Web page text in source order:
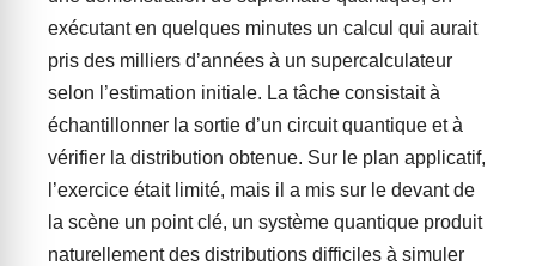
exécutant en quelques minutes un calcul qui aurait
pris des milliers d’années à un supercalculateur
selon l’estimation initiale. La tâche consistait à
échantillonner la sortie d’un circuit quantique et à
vérifier la distribution obtenue. Sur le plan applicatif,
l’exercice était limité, mais il a mis sur le devant de
la scène un point clé, un système quantique produit
naturellement des distributions difficiles à simuler